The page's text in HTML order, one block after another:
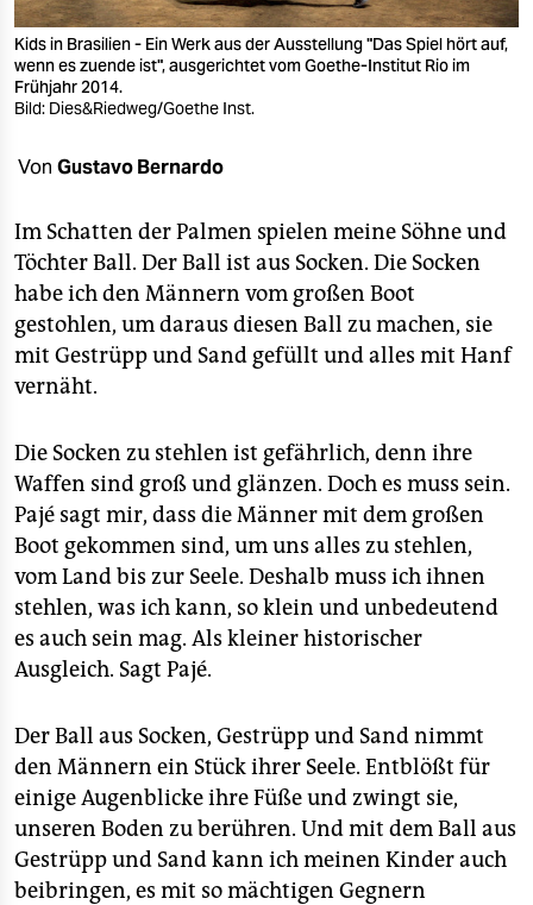
shop
fragen & hilfe
unterstützen
abo
epaper login
Kids in Brasilien - Ein Werk aus der Ausstellung "Das Spiel hört auf,
wenn es zuende ist", ausgerichtet vom Goethe-Institut Rio im
Frühjahr 2014.
Bild: Dies&Riedweg/Goethe Inst.
Von Gustavo Bernardo
Im Schatten der Palmen spielen meine Söhne und
Töchter Ball. Der Ball ist aus Socken. Die Socken
habe ich den Männern vom großen Boot
gestohlen, um daraus diesen Ball zu machen, sie
mit Gestrüpp und Sand gefüllt und alles mit Hanf
vernäht.
Die Socken zu stehlen ist gefährlich, denn ihre
Waffen sind groß und glänzen. Doch es muss sein.
Pajé sagt mir, dass die Männer mit dem großen
Boot gekommen sind, um uns alles zu stehlen,
vom Land bis zur Seele. Deshalb muss ich ihnen
stehlen, was ich kann, so klein und unbedeutend
es auch sein mag. Als kleiner historischer
Ausgleich. Sagt Pajé.
Der Ball aus Socken, Gestrüpp und Sand nimmt
den Männern ein Stück ihrer Seele. Entblößt für
einige Augenblicke ihre Füße und zwingt sie,
unseren Boden zu berühren. Und mit dem Ball aus
Gestrüpp und Sand kann ich meinen Kinder auch
beibringen, es mit so mächtigen Gegnern